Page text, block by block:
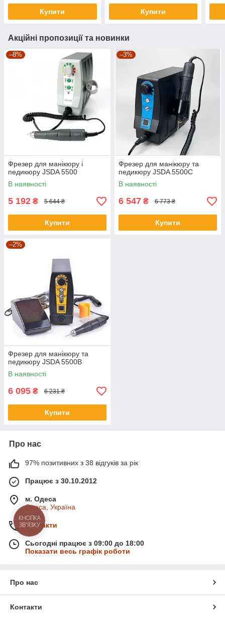
Купити Купити
Акційні пропозиції та новинки
–8%
Фрезер для манікюру і
педикюру JSDA 5500
В наявності
5 192 ₴ 5 644 ₴
Купити
–3%
Фрезер для манікюру та
педикюру JSDA 5500C
В наявності
6 547 ₴ 6 773 ₴
Купити
–2%
Фрезер для манікюру та
педикюру JSDA 5500В
В наявності
6 095 ₴ 6 231 ₴
Купити
Про нас
97% позитивних з 38 відгуків за рік
Працює з 30.10.2012
м. Одеса
Одеса, Україна
Контакти
Сьогодні працює з 09:00 до 18:00
Показати весь графік роботи
Про нас
Контакти
КНОПКА
ЗВ'ЯЗКУ